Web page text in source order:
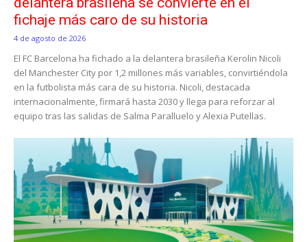
fichaje más caro de su historia
4 de agosto de 2026
El FC Barcelona ha fichado a la delantera brasileña Kerolin Nicoli
del Manchester City por 1,2 millones más variables, convirtiéndola
en la futbolista más cara de su historia. Nicoli, destacada
internacionalmente, firmará hasta 2030 y llega para reforzar al
equipo tras las salidas de Salma Paralluelo y Alexia Putellas.